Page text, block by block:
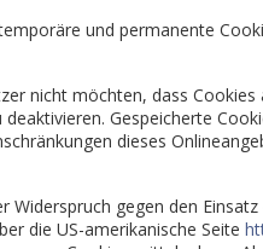
und permanente
nicht möchten, dass
deaktivieren. Gespeicherte
dieses
Widerspruch gegen den
die US-amerikanische Seite